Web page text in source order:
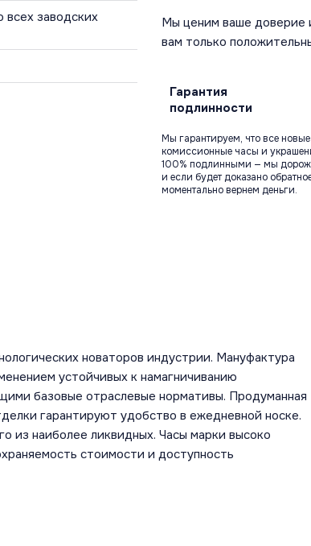
заводских
Мы ценим ваше доверие
вам только
Гарантия
подлинности
Мы гарантируем, что все
комиссионные часы и
100% подлинными — мы
и если будет доказано
моментально вернем деньги.
новаторов индустрии. Мануфактура
устойчивых к намагничиванию
базовые отраслевые нормативы. Продуманная
гарантируют удобство в ежедневной носке.
из наиболее ликвидных. Часы марки высоко
стоимости и доступность